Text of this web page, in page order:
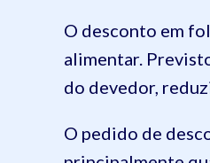
O desconto em
alimentar.
do devedor,
O pedido de